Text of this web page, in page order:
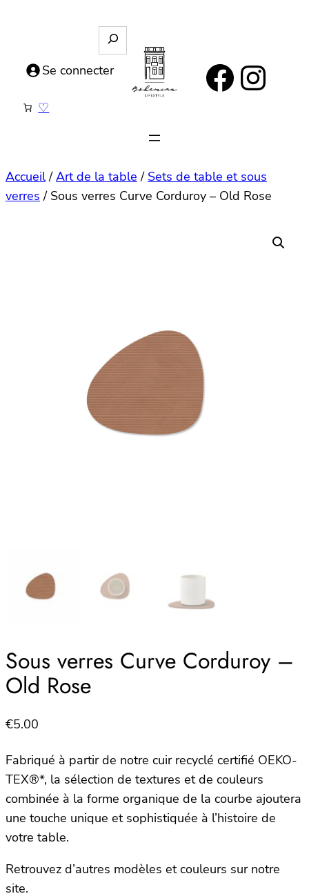
https://www.facebook.com/bohemianlifestyle.be Instagram
e
c
e
Se connecter
♡
Accueil/Art de la table / Sets de table et sous
verres / Sous verres Curve Corduroy – Old Rose
Sous verres Curve Corduroy –
Old Rose
€5.00
Fabriqué à partir de notre cuir recyclé certifié OEKO-
TEX®*, la sélection de textures et de couleurs
combinée à la forme organique de la courbe ajoutera
une touche unique et sophistiquée à l’histoire de
votre table.
Retrouvez d’autres modèles et couleurs sur notre
site.